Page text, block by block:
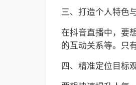
三、打造个人特色
在抖音直播中，要
的互动关系等。只
四、精准定位目标